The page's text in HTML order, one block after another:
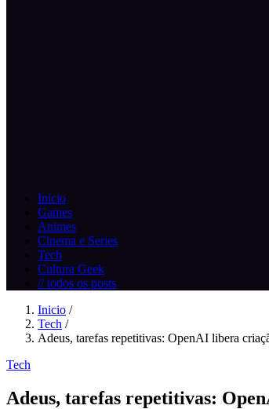
Inicio
Games
Animes
Cinema e Series
Tech
Cultura Geek
// todos os posts
Inicio /
Tech /
Adeus, tarefas repetitivas: OpenAI libera
Tech
Adeus, tarefas repetitivas: